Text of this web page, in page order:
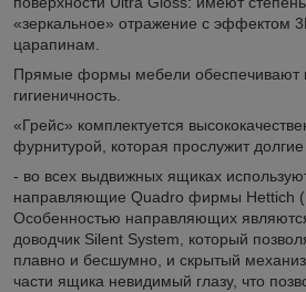
«зеркальное» отражение с эффектом
царапинам.
Прямые формы мебели обеспечивают
гигиеничность.
«Грейс» комплектуется
фурнитурой, которая прослужит
- во всех выдвижных ящиках
направляющие Quadro фирмы Hettich
Особенностью направляющих
доводчик Silent System, который
плавно и бесшумно, и скрытый
части ящика невидимый глазу, что